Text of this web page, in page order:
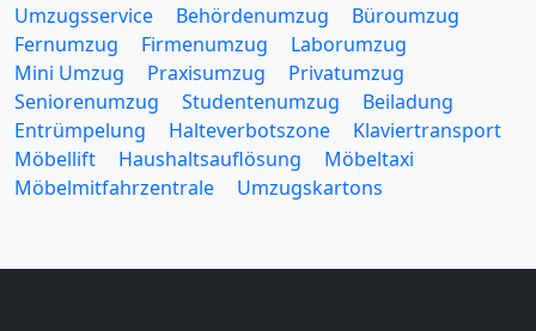
Umzugsservice Behördenumzug
Büroumzug
Fernumzug
Firmenumzug
Laborumzug
Mini Umzug
Praxisumzug
Privatumzug
Seniorenumzug
Studentenumzug
Beiladung
Entrümpelung
Halteverbotszone
Klaviertransport
Möbellift
Haushaltsauflösung
Möbeltaxi
Möbelmitfahrzentrale
Umzugskartons